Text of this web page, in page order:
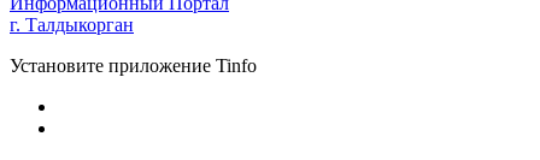
г. Талдыкорган
Установите приложение Tinfo